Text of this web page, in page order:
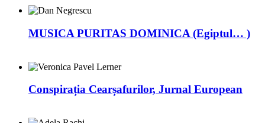
MUSICA PURITAS DOMINICA (Egiptul… )
Conspirația Cearșafurilor, Jurnal European